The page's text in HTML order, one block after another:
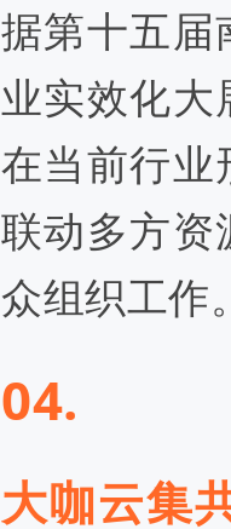
据第十五届
业实效化
在当前行业
联动多方资
众组织工作
04.
大咖云集